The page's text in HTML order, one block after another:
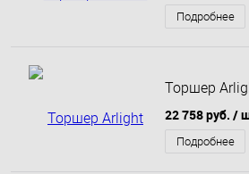
Подробнее
Торшер
22 758 руб. /
Подробнее